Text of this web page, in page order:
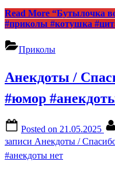
Read More “Бутылочка
#приколы #котушка
Приколы
Анекдоты /
#юмор
Posted on 21.05.2025
записи Анекдоты /
#анекдоты нет